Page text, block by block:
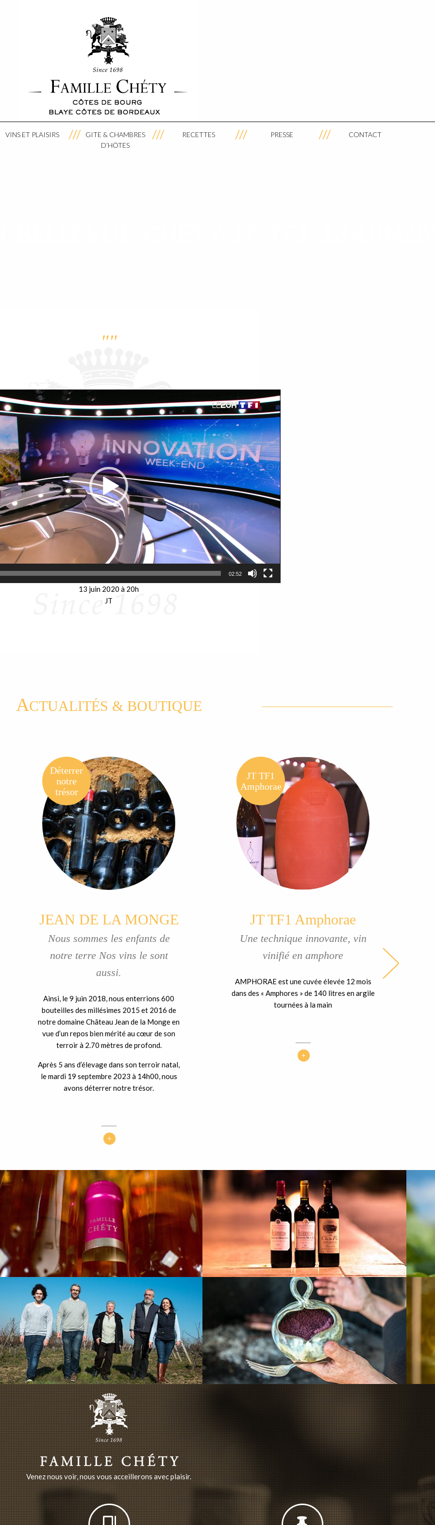
VINS ET PLAISIRS
GITE & CHAMBRES
D’HÔTES
RECETTES PRESSE CONTACT
""
vidéo
02:52
13 juin 2020 à 20h
JT
ACTUALITÉS & BOUTIQUE
Déterrer
notre
trésor
JEAN DE LA MONGE
Nous sommes les enfants de
notre terre Nos vins le sont
aussi.
Ainsi, le 9 juin 2018, nous enterrions 600
bouteilles des millésimes 2015 et 2016 de
notre domaine Château Jean de la Monge en
vue d’un repos bien mérité au cœur de son
terroir à 2.70 mètres de profond.
Après 5 ans d’élevage dans son terroir natal,
le mardi 19 septembre 2023 à 14h00, nous
avons déterrer notre trésor.
JT TF1
Amphorae
JT TF1 Amphorae
Une technique innovante, vin
vinifié en amphore
AMPHORAE est une cuvée élevée 12 mois
dans des « Amphores » de 140 litres en argile
tournées à la main
Venez nous voir, nous vous acceillerons avec plaisir.